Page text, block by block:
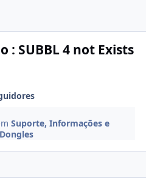
: SUBBL 4 not Exists
Suporte, Informações e